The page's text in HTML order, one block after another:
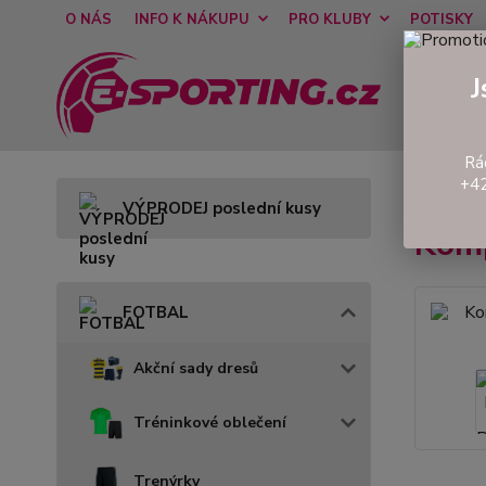
O NÁS INFO K NÁKUPU PRO KLUBY POTISKY
VÝPRODEJ poslední kusy
FOTBAL
Akční sady dresů
Tréninkové oblečení
Trenýrky